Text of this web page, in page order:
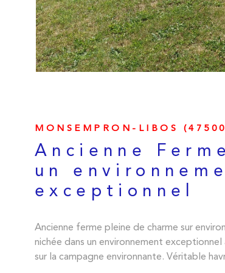
MONSEMPRON-LIBOS
Ancienne
un
exceptionnel
Ancienne ferme pleine de charme sur
nichée dans un environnement
sur la campagne environnante. Véritable